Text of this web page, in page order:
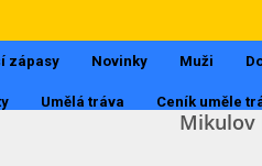
zápasy Novinky Muži
Umělá tráva Ceník uměle
Mikulov